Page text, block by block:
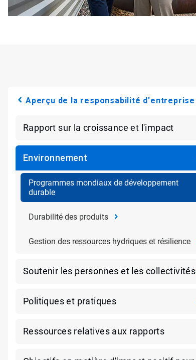
Aperçu de la responsabilité d'entreprise
Rapport sur la croissance et l'impact
Environnement
Programmes mondiaux de développement
durable
Durabilité des produits
Gestion des ressources hydriques et résilience
Soutenir les personnes et les collectivités
Politiques et pratiques​​​​​​​
Ressources relatives aux rapports